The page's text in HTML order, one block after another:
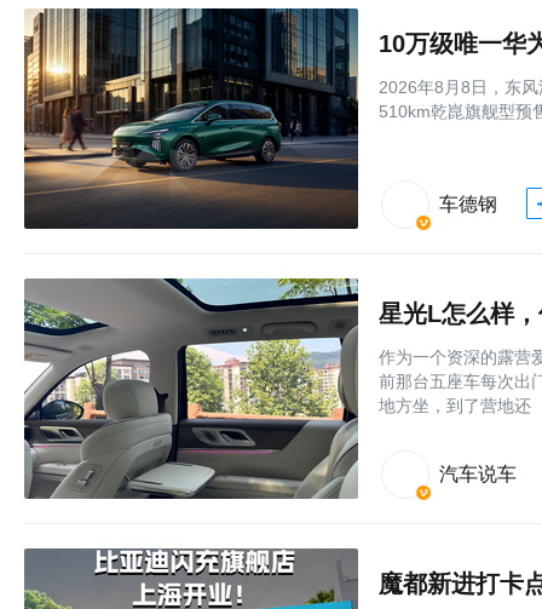
10万级唯一华
2026年8月8日，东
510km乾崑旗舰型预
车德钢
作为一个资深的露营
前那台五座车每次出
地方坐，到了营地还
汽车说车
魔都新进打卡